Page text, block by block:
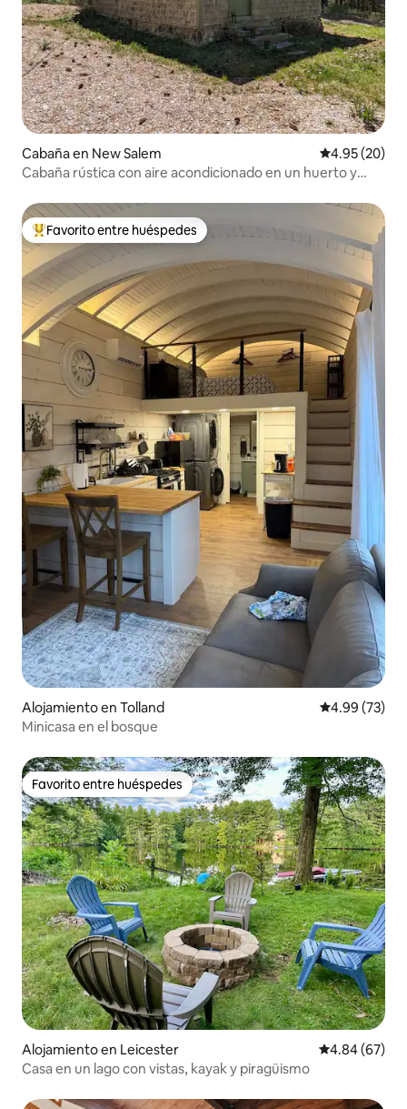
Cabaña en New Salem Calificación
4.95 (20)
Cabaña rústica con aire acondicionado en un huerto y
Favorito entre huéspedes preferido
Favorito entre huéspedes
Alojamiento en Tolland Calificación
4.99 (73)
Minicasa en el bosque
Favorito entre huéspedes
Favorito entre huéspedes
Alojamiento en Leicester Calificación
4.84 (67)
Casa en un lago con vistas, kayak y piragüismo